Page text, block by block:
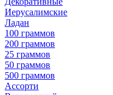
Иерусалимские
Ладан
100 граммов
200 граммов
25 граммов
50 граммов
500 граммов
Ассорти